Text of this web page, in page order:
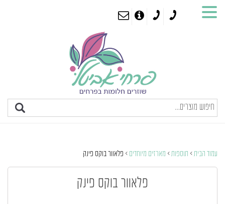
עמוד הבית > תוספות > מארזים מיוחדים > פלאוור בוקס פינק
פלאוור בוקס פינק